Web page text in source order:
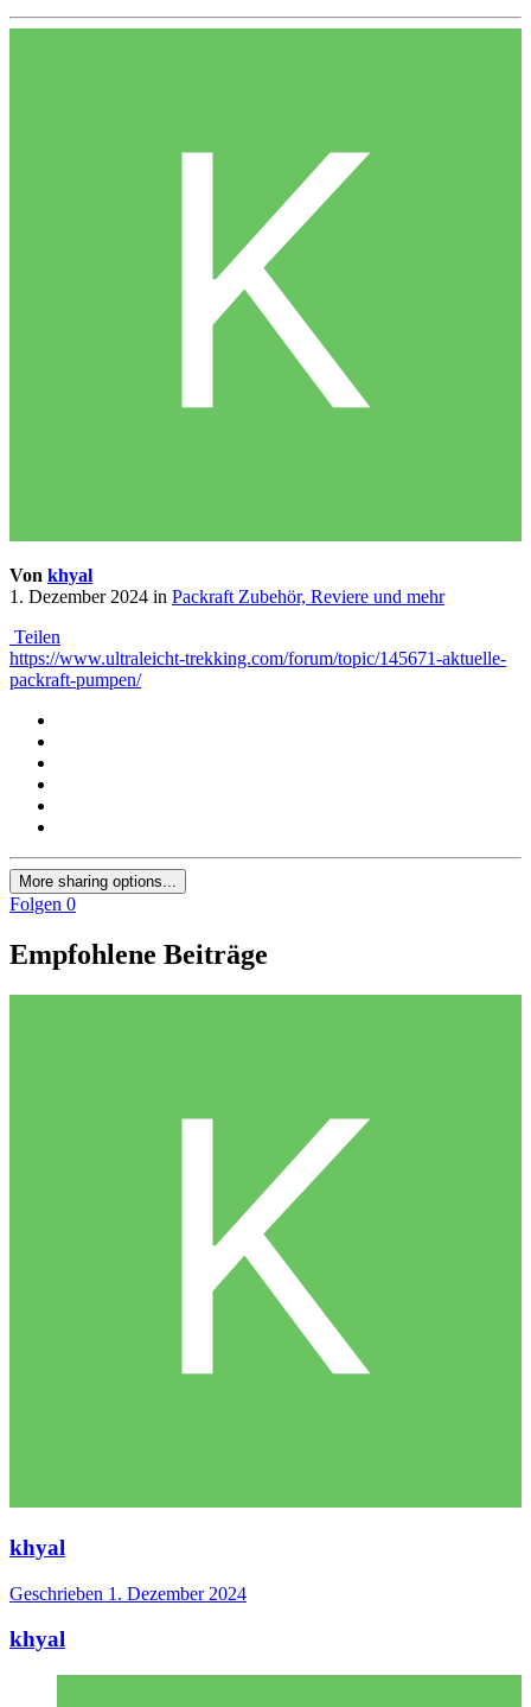
Von khyal
1. Dezember 2024 in Packraft Zubehör, Reviere und mehr
Teilen
https://www.ultraleicht-trekking.com/forum/topic/145671-aktuelle-
packraft-pumpen/
More sharing options...
Folgen 0
Empfohlene Beiträge
khyal
Geschrieben 1. Dezember 2024
khyal